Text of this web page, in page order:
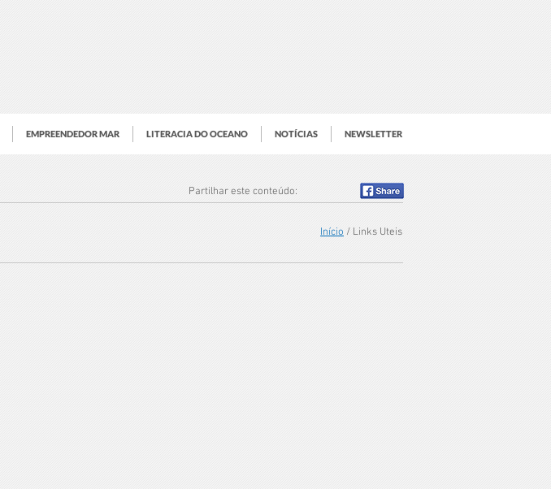
EMPREENDEDOR MAR LITERACIA DO OCEANO NOTÍCIAS NEWSLETTER
Início / Links Uteis
Partilhar este conteúdo: